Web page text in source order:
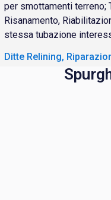
per smottamenti
Risanamento,
stessa tubazione
Ditte Relining,